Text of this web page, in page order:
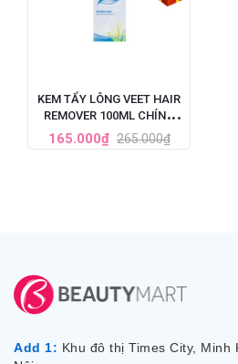
KEM TẨY LÔNG VEET HAIR
REMOVER 100ML CHÍNH
HÃNG CỦA PHÁP
165.000₫ 265.000₫
Add 1: Khu đô thị Times City, Minh